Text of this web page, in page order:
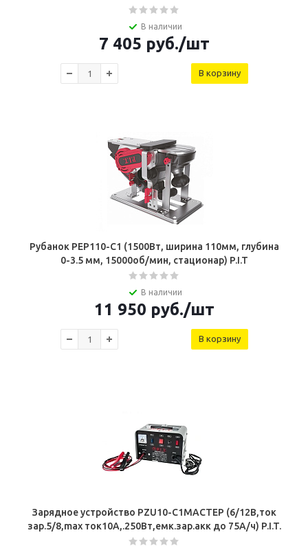
В наличии
7 405 руб./шт
В корзину
Рубанок PEP110-C1 (1500Вт, ширина 110мм, глубина
0-3.5 мм, 15000об/мин, стационар) P.I.T
В наличии
11 950 руб./шт
В корзину
Зарядное устройство PZU10-C1МАСТЕР (6/12В,ток
зар.5/8,mах ток10А,.250Вт,емк.зар.акк до 75А/ч) P.I.T.